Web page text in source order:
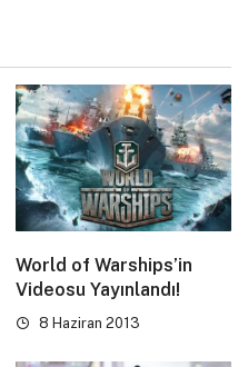
World of Warships’in
Videosu Yayınlandı!
8 Haziran 2013